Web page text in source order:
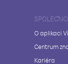
O aplikaci
Centrum
Kariéra